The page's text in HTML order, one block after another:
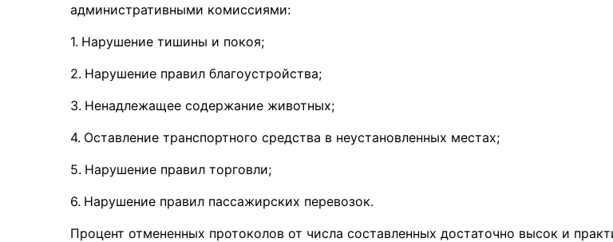
административными комиссиями:
Нарушение тишины и покоя;
Нарушение правил благоустройства;
Ненадлежащее содержание животных;
Оставление транспортного средства в неустановленных местах;
Нарушение правил торговли;
Нарушение правил пассажирских перевозок.
Процент отмененных протоколов от числа составленных достаточно высок и